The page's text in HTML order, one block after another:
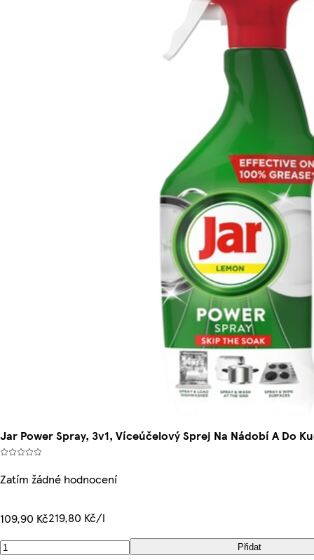
Jar Power Spray, 3v1, Víceúčelový Sprej Na Nádobí A Do
Zatím žádné hodnocení
109,90 Kč219,80 Kč/l
Přidat